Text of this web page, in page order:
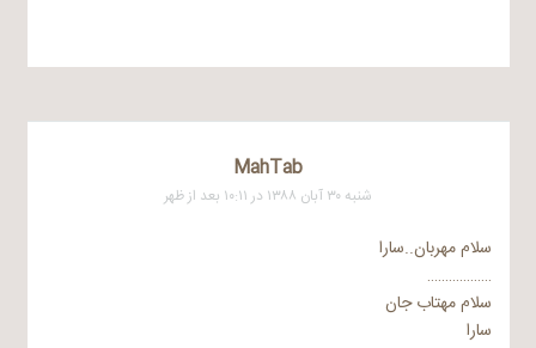
MahTab
شنبه ۳۰ آبان ۱۳۸۸ در ۱۰:۱۱ بعد از ظهر
سلام مهربان..سارا
………………
سلام مهتاب جان
سارا